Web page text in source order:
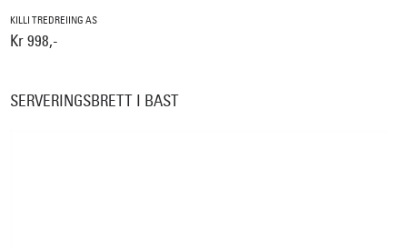
KILLI TREDREIING AS
Kr 998,-
SERVERINGSBRETT I BAST